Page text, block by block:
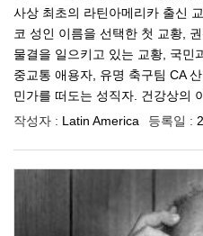
사상 최초의 라틴아메리카 출신
코 성인 이름을 선택한 첫 교황,
물결을 일으키고 있는 교황, 국민
중교통 애용자, 유명 축구팀 CA
민가를 떠도는 성직자. 건강상의
작성자 : Latin America 등록일 :